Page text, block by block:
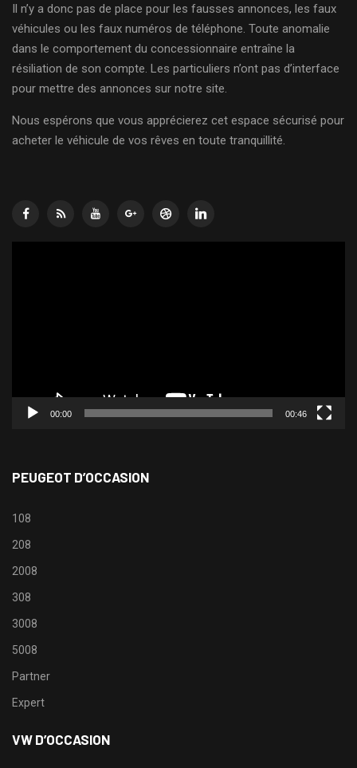
Il n’y a donc pas de place pour les fausses annonces, les faux
véhicules ou les faux numéros de téléphone. Toute anomalie
dans le comportement du concessionnaire entraîne la
résiliation de son compte. Les particuliers n’ont pas d’interface
pour mettre des annonces sur notre site.
Nous espérons que vous apprécierez cet espace sécurisé pour
acheter le véhicule de vos rêves en toute tranquillité.
00:00 00:46
PEUGEOT D’OCCASION
108
208
2008
308
3008
5008
Partner
Expert
VW D’OCCASION